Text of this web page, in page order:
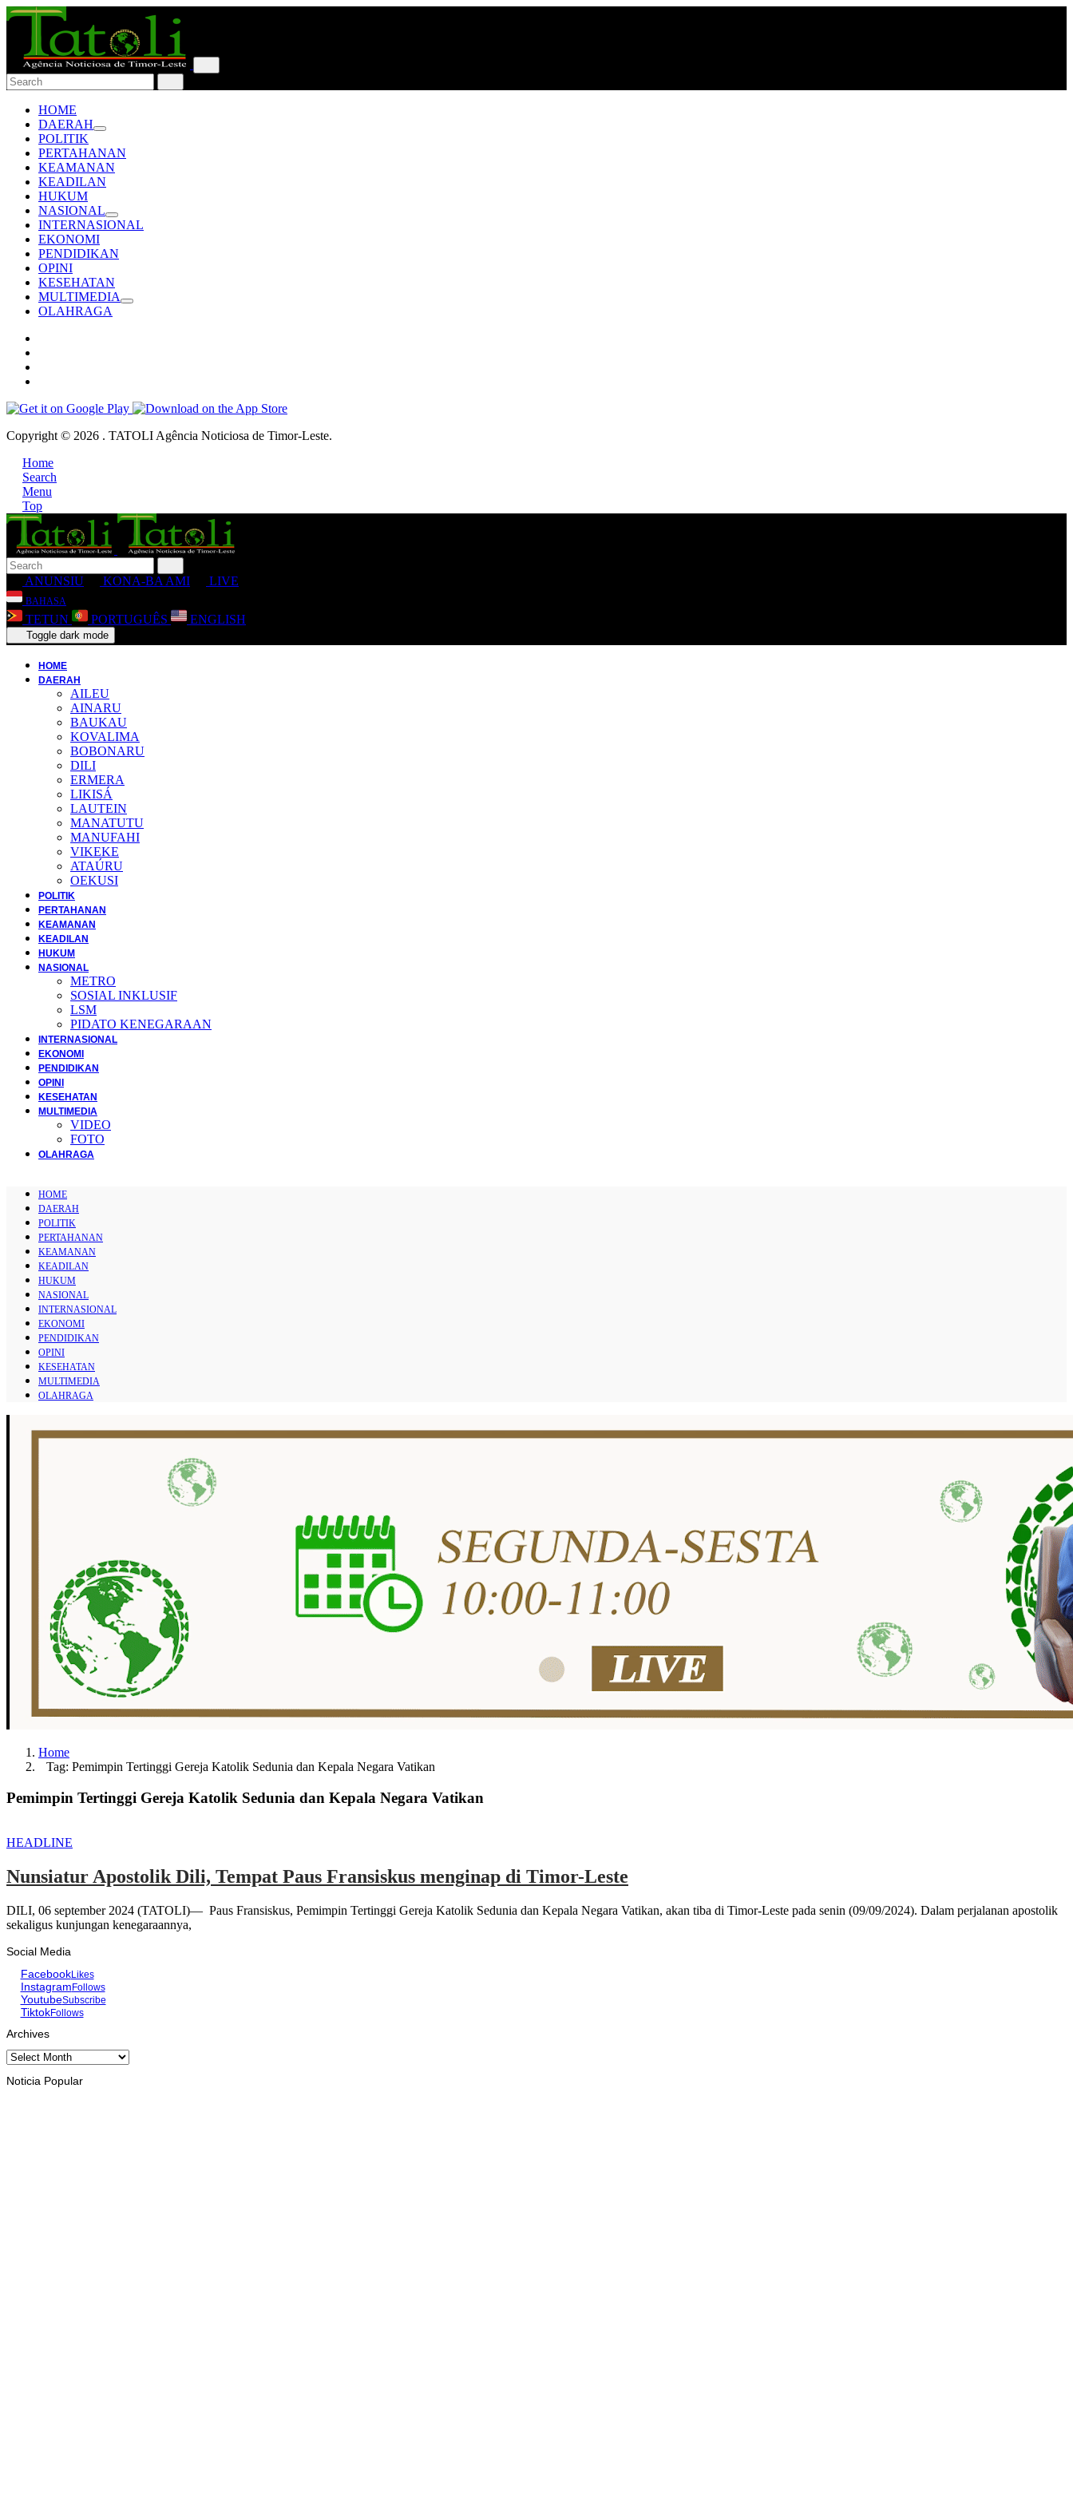
HOME
DAERAH
POLITIK
PERTAHANAN
KEAMANAN
KEADILAN
HUKUM
NASIONAL
INTERNASIONAL
EKONOMI
PENDIDIKAN
OPINI
KESEHATAN
MULTIMEDIA
OLAHRAGA
Copyright © 2026 . TATOLI Agência Noticiosa de Timor-Leste.
Home
Search
Menu
Top
ANUNSIU KONA-BA AMI LIVE
BAHASA
TETUN PORTUGUÊS ENGLISH
Toggle dark mode
HOME
DAERAH
AILEU
AINARU
BAUKAU
KOVALIMA
BOBONARU
DILI
ERMERA
LIKISÁ
LAUTEIN
MANATUTU
MANUFAHI
VIKEKE
ATAÚRU
OEKUSI
POLITIK
PERTAHANAN
KEAMANAN
KEADILAN
HUKUM
NASIONAL
METRO
SOSIAL INKLUSIF
LSM
PIDATO KENEGARAAN
INTERNASIONAL
EKONOMI
PENDIDIKAN
OPINI
KESEHATAN
MULTIMEDIA
VIDEO
FOTO
OLAHRAGA
HOME
DAERAH
POLITIK
PERTAHANAN
KEAMANAN
KEADILAN
HUKUM
NASIONAL
INTERNASIONAL
EKONOMI
PENDIDIKAN
OPINI
KESEHATAN
MULTIMEDIA
OLAHRAGA
Home
Tag: Pemimpin Tertinggi Gereja Katolik Sedunia dan Kepala Negara Vatikan
Pemimpin Tertinggi Gereja Katolik Sedunia dan Kepala Negara Vatikan
HEADLINE
Nunsiatur Apostolik Dili, Tempat Paus Fransiskus menginap di Timor-Leste
DILI, 06 september 2024 (TATOLI)— Paus Fransiskus, Pemimpin Tertinggi Gereja Katolik Sedunia dan Kepala Negara Vatikan, akan tiba di Timor-Leste pada senin (09/09/2024). Dalam perjalanan apostolik
sekaligus kunjungan kenegaraannya,
Social Media
FacebookLikes
InstagramFollows
YoutubeSubscribe
TiktokFollows
Archives
Archives
Noticia Popular